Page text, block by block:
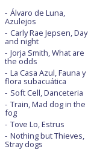
Álvaro de Luna,
Azulejos
Carly Rae Jepsen, Day
and night
Jorja Smith, What are
the odds
La Casa Azul, Fauna y
flora subacuática
Soft Cell, Danceteria
Train, Mad dog in the
fog
Tove Lo, Estrus
Nothing but Thieves,
Stray dogs